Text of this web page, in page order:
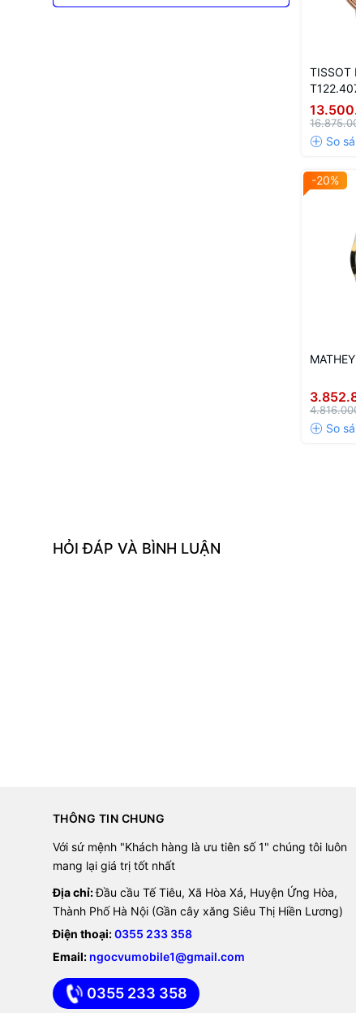
TISSOT
-20%
HỎI ĐÁP VÀ BÌNH LUẬN
THÔNG TIN CHUNG
Với sứ mệnh "Khách hàng là ưu tiên số 1" chúng tôi luôn
mang lại giá trị tốt nhất
Địa chỉ:Đầu cầu Tế Tiêu, Xã Hòa Xá, Huyện Ứng Hòa,
Thành Phố Hà Nội (Gần cây xăng Siêu Thị Hiền Lương)
Điện thoại:0355 233 358
Email: ngocvumobile1@gmail.com
0355 233 358